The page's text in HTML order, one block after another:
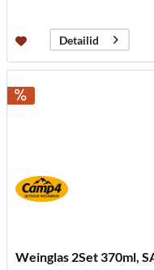
Detailid
Weinglas 2Set 370ml,